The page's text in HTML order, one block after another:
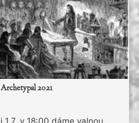
2021